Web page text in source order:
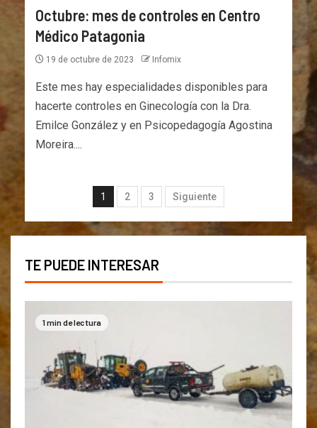
Octubre: mes de controles en Centro
Médico Patagonia
19 de octubre de 2023 Infomix
Este mes hay especialidades disponibles para
hacerte controles en Ginecología con la Dra.
Emilce González y en Psicopedagogía Agostina
Moreira....
1 2 3 Siguiente
TE PUEDE INTERESAR
1 min de lectura